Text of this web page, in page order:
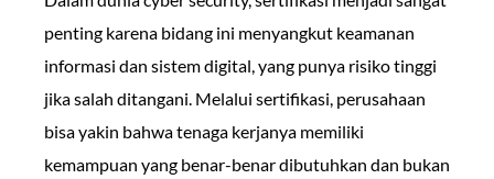
penting karena bidang ini menyangkut keamanan
informasi dan sistem digital, yang punya risiko tinggi
jika salah ditangani. Melalui sertifikasi, perusahaan
bisa yakin bahwa tenaga kerjanya memiliki
kemampuan yang benar-benar dibutuhkan dan bukan